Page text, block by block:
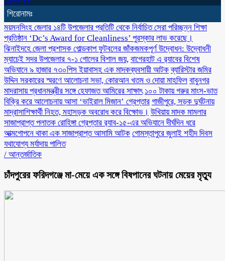
শিরোনামঃ
ময়মনসিংহ জেলার ১৪টি উপজেলার প্রতিটি থেকে নির্বাচিত সেরা পরিচ্ছন্ন শিক্ষা
প্রতিষ্ঠান ‘Dc’s Award for Cleanliness’ পুরস্কার লাভ করেছে।
ঝিনাইদহে জেলা প্রশাসক গোল্ডকাপ ফুটবলের জাঁকজমকপূর্ণ উদ্বোধন: উদ্বোধনী
ম্যাচেই সদর উপজেলার ৭-১ গোলের বিশাল জয়, বাগেরহাট এ র‌্যাবের বিশেষ
অভিযানে ৯ হাজার ৭৩০পিস ইয়াবাসহ এক মাদকব্যবসায়ী আটক ব্যারিস্টার জমির
উদ্দিন সরকারের স্মরণে আলোচনা সভা, কোরআন খতম ও দোয়া মাহফিল বাবুনগর
মাদরাসায় প্রধানমন্ত্রীর সঙ্গে হেফাজত আমিরের সাক্ষাৎ ১০০ টাকায় গরুর মাংস-ভাত
বিক্রি করে আলোচনায় আসা ‘ভাইরাল মিজান’ গ্রেপ্তার গাজীপুরে, সড়ক দুর্ঘটনায়
মাদ্রাসাশিক্ষার্থী নিহত, মহাসড়ক অবরোধ করে বিক্ষোভ। উখিয়ায় মাদক মামলার
সাজাপ্রাপ্ত পলাতক রোহিঙ্গা গ্রেপ্তার র‌্যাব-১৫-এর অভিযানে দীর্ঘদিন ধরে
আত্মগোপনে থাকা এক সাজাপ্রাপ্ত আসামি আটক গোমস্তাপুরে জুলাই শহীদ দিবস
যথাযোগ্য মর্যাদায় পালিত
/ আন্তর্জাতিক
চাঁদপুরের ফরিদগঞ্জে মা-মেয়ে এক সঙ্গে বিষপানের ঘটনায় মেয়ের মৃত্যু